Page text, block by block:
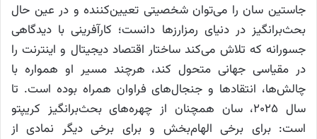
جاستین سان را می‌توان شخصیتی تعیین‌کننده و در عین حال
بحث‌برانگیز در دنیای رمزارزها دانست؛ کارآفرینی با دیدگاهی
جسورانه که تلاش می‌کند ساختار اقتصاد دیجیتال و اینترنت را
در مقیاسی جهانی متحول کند، هرچند مسیر او همواره با
چالش‌ها، انتقادها و جنجال‌های فراوان همراه بوده است. تا
سال ۲۰۲۵، سان همچنان از چهره‌های بحث‌برانگیز کریپتو
است: برای برخی الهام‌بخش و برای برخی دیگر نمادی از